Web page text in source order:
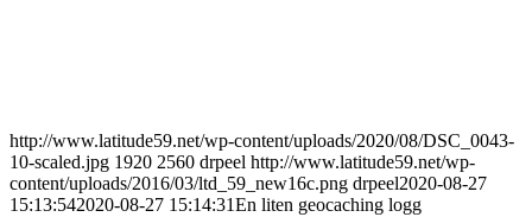
http://www.latitude59.net/wp-content/uploads/2020/08/DSC_0043-
10-scaled.jpg 1920 2560 drpeel http://www.latitude59.net/wp-
content/uploads/2016/03/ltd_59_new16c.png drpeel2020-08-27
15:13:542020-08-27 15:14:31En liten geocaching logg